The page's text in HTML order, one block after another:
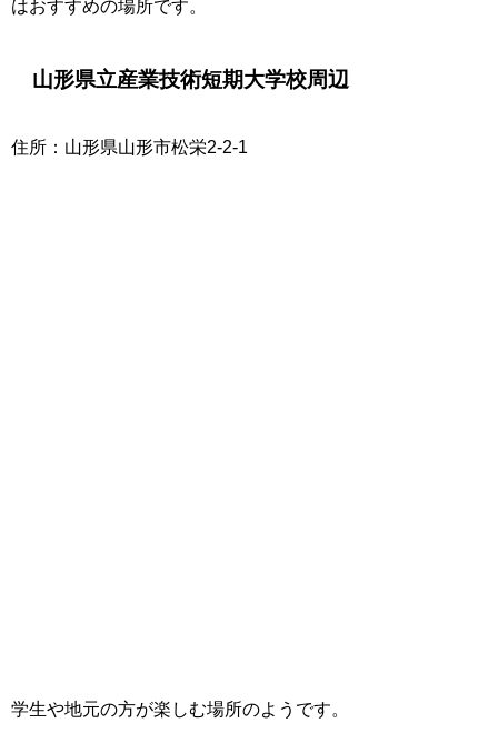
はおすすめの場所です。
山形県立産業技術短期大学校周辺
住所：山形県山形市松栄2-2-1
学生や地元の方が楽しむ場所のようです。